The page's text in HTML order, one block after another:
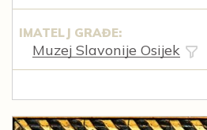
IMATELJ GRAĐE:
Muzej Slavonije Osijek